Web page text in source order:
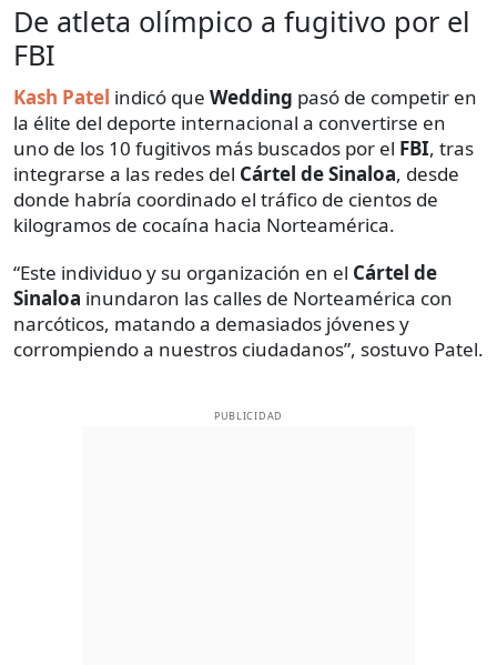
De atleta olímpico a fugitivo por el
FBI
Kash Patel indicó que Wedding pasó de competir en
la élite del deporte internacional a convertirse en
uno de los 10 fugitivos más buscados por el FBI, tras
integrarse a las redes del Cártel de Sinaloa, desde
donde habría coordinado el tráfico de cientos de
kilogramos de cocaína hacia Norteamérica.
“Este individuo y su organización en el Cártel de
Sinaloa inundaron las calles de Norteamérica con
narcóticos, matando a demasiados jóvenes y
corrompiendo a nuestros ciudadanos”, sostuvo Patel.
PUBLICIDAD